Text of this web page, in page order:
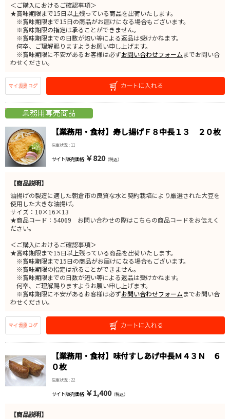
＜ご購入におけるご確認事項＞
★賞味期限まで15日以上残っている商品を出荷いたします。
※賞味期限まで15日の商品がお届けになる場合もございます。
※賞味期限の指定は承ることができません。
※賞味期限までの日数が短い等による返品は受けかねます。
何卒、ご理解賜りますようお願い申し上げます。
※賞味期限に不安があるお客様は必ずお問い合わせフォームまでお問い合
わせください。
【業務用・食材】寿し揚げＦ８中長１３ ２０枚
在庫状況 : 11
サイト販売価格 : ￥820（税込）
【商品説明】
油揚げの製造に適した朝倉市の良質な水と契約栽培により厳選された大豆を
使用した大きな油揚げ。
サイズ：10×16×13
★商品コード：54069 お問い合わせの際はこちらの商品コードをお伝えく
ださい。
＜ご購入におけるご確認事項＞
★賞味期限まで15日以上残っている商品を出荷いたします。
※賞味期限まで15日の商品がお届けになる場合もございます。
※賞味期限の指定は承ることができません。
※賞味期限までの日数が短い等による返品は受けかねます。
何卒、ご理解賜りますようお願い申し上げます。
※賞味期限に不安があるお客様は必ずお問い合わせフォームまでお問い合
わせください。
【業務用・食材】味付すしあげ中長Ｍ４３Ｎ ６
０枚
在庫状況 : 22
サイト販売価格 : ￥1,400（税込）
【商品説明】